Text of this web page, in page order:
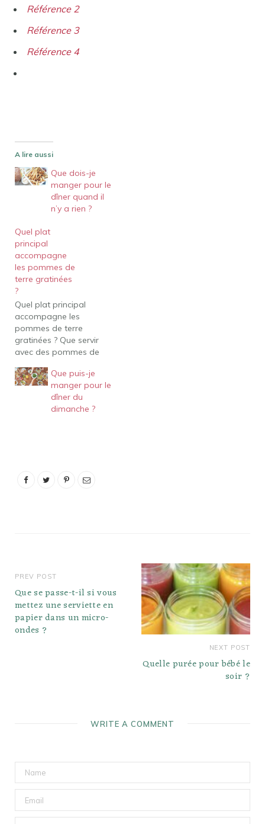
Référence 2
Référence 3
Référence 4
A lire aussi
Que dois-je
manger pour le
dîner quand il
n’y a rien ?
Quel plat
principal
accompagne
les pommes de
terre gratinées
?
Quel plat principal
accompagne les
pommes de terre
gratinées ? Que servir
avec des pommes de
Commençons par un
morceau de viande
sucré, salé et fumé.
Côtelettes de porc frites.
Que puis-je
manger pour le
dîner du
dimanche ?
PREV POST
Que se passe-t-il si vous
mettez une serviette en
papier dans un micro-
ondes ?
NEXT POST
Quelle purée pour bébé le
soir ?
WRITE A COMMENT